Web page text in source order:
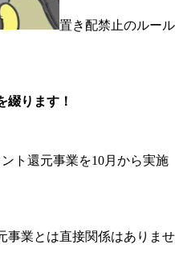
置き配禁止のルール
綴ります！
ト還元事業を10月から実施
事業とは直接関係はありませ